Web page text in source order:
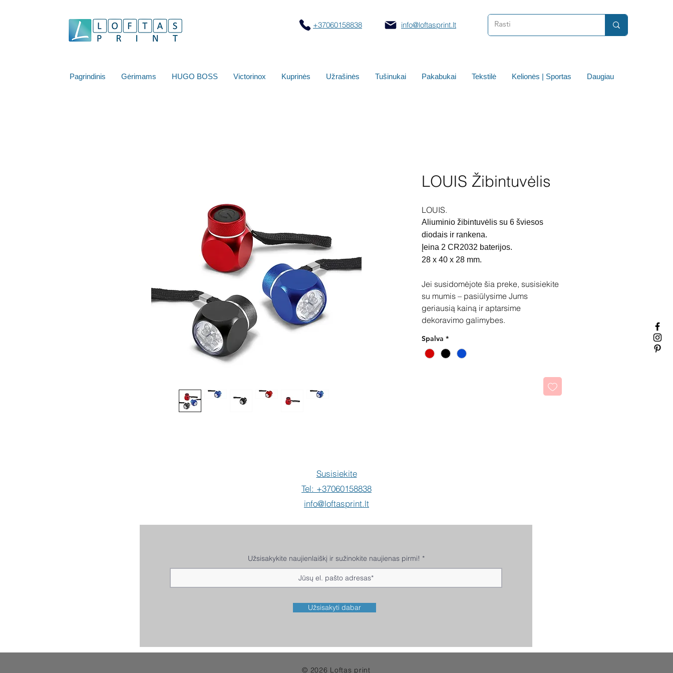
+37060158838 info@loftasprint.lt
Pagrindinis Gėrimams HUGO BOSS Victorinox Kuprinės Užrašinės Tušinukai Pakabukai Tekstilė Kelionės | Sportas Daugiau
LOUIS Žibintuvėlis
LOUIS.
Aliuminio žibintuvėlis su 6 šviesos
diodais ir rankena.
Įeina 2 CR2032 baterijos.
28 x 40 x 28 mm.
Jei susidomėjote šia preke, susisiekite
su mumis – pasiūlysime Jums
geriausią kainą ir aptarsime
dekoravimo galimybes.
Spalva *
Susisiekite
Tel: +37060158838
info@loftasprint.lt
Užsisakykite naujienlaiškį ir sužinokite naujienas pirmi!
Užsisakyti dabar
© 2026 Loftas print